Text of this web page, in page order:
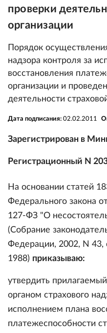
проверки
организации
Порядок
надзора контроля за
восстановления
организации и
деятельности
Дата подписания: 02.02.2011
Зарегистрирован в
Регистрационный N
На основании статей
Федерального закона
127-ФЗ "О
(Собрание
Федерации, 2002, N 43,
1988) приказываю:
утвердить
органом страхового
исполнением плана
платежеспособности